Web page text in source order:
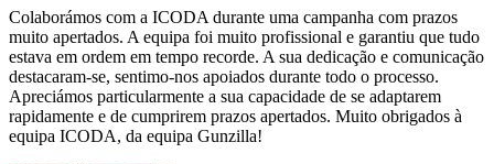
Colaborámos com a ICODA durante uma campanha com prazos
muito apertados. A equipa foi muito profissional e garantiu que tudo
estava em ordem em tempo recorde. A sua dedicação e comunicação
destacaram-se, sentimo-nos apoiados durante todo o processo.
Apreciámos particularmente a sua capacidade de se adaptarem
rapidamente e de cumprirem prazos apertados. Muito obrigados à
equipa ICODA, da equipa Gunzilla!